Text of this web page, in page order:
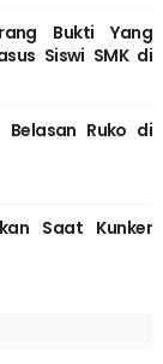
Bukti Yang
Siswi SMK di
Belasan Ruko di
Saat Kunker